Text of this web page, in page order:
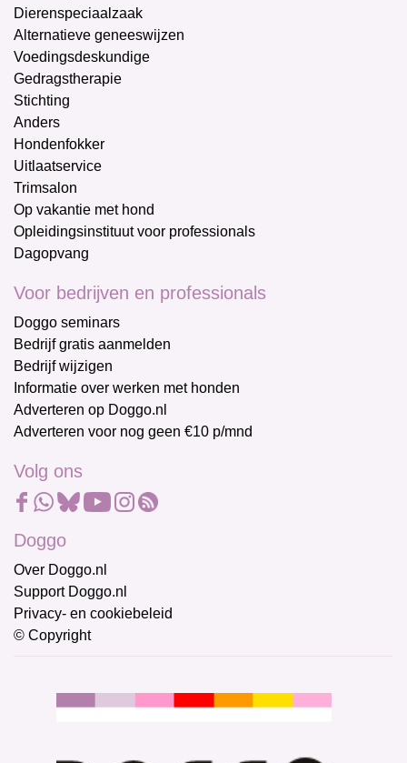
Dierenspeciaalzaak
Alternatieve geneeswijzen
Voedingsdeskundige
Gedragstherapie
Stichting
Anders
Hondenfokker
Uitlaatservice
Trimsalon
Op vakantie met hond
Opleidingsinstituut voor professionals
Dagopvang
Voor bedrijven en professionals
Doggo seminars
Bedrijf gratis aanmelden
Bedrijf wijzigen
Informatie over werken met honden
Adverteren op Doggo.nl
Adverteren voor nog geen €10 p/mnd
Volg ons
Doggo
Over Doggo.nl
Support Doggo.nl
Privacy- en cookiebeleid
© Copyright